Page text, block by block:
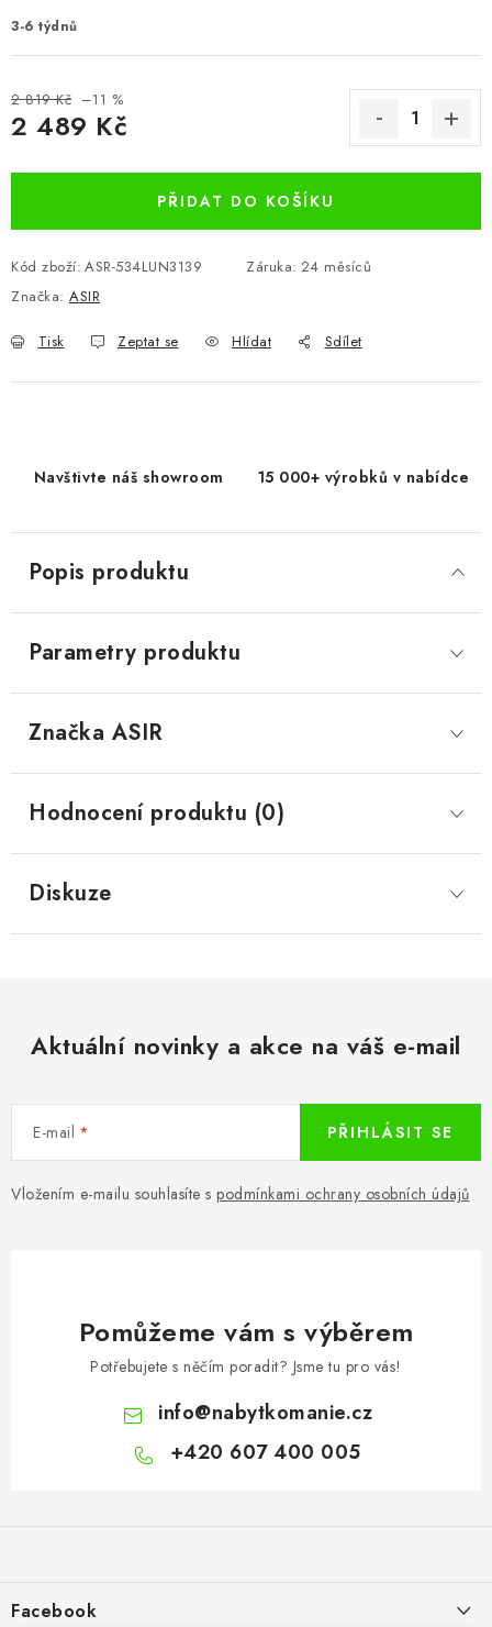
Kontakty
3-6 týdnů
2 819 Kč –11 %
2 489 Kč
PŘIDAT DO KOŠÍKU
Kód zboží: ASR-534LUN3139 Záruka: 24 měsíců
Značka: ASIR
Tisk Zeptat se Hlídat Sdílet
Navštivte náš showroom 15 000+ výrobků v nabídce
Popis produktu
Parametry produktu
Značka ASIR
Hodnocení produktu (0)
Diskuze
Aktuální novinky a akce na váš e-mail
E-mail
Vložením e-mailu souhlasíte s podmínkami ochrany osobních údajů
PŘIHLÁSIT SE
Pomůžeme vám s výběrem
Potřebujete s něčím poradit? Jsme tu pro vás!
info@nabytkomanie.cz
+420 607 400 005
aFacebook